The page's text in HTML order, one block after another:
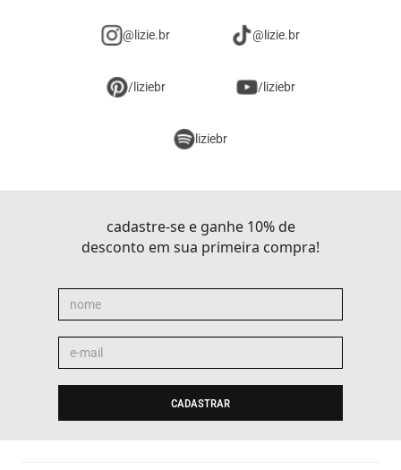
@lizie.br @lizie.br
/liziebr /liziebr
liziebr
cadastre-se e ganhe 10% de
desconto em sua primeira compra!
CADASTRAR